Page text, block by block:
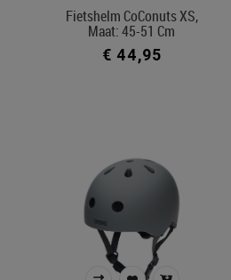
Fietshelm CoConuts XS,
Maat: 45-51 Cm
€ 44,95